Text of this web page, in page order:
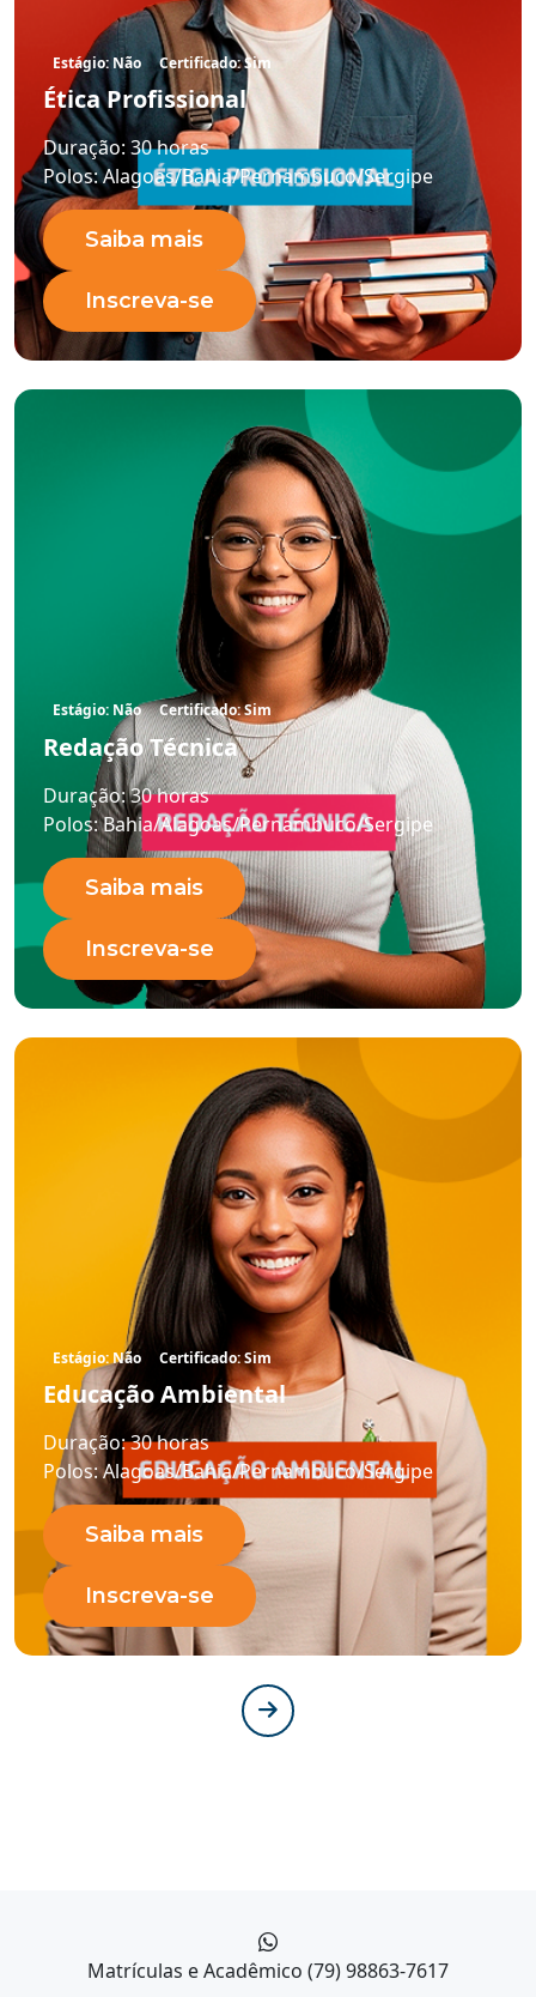
Estágio: Não Certificado: Sim
Ética Profissional
Duração:30 horas
Polos:Alagoas/Bahia/Pernambuco/Sergipe
Saiba mais
Inscreva-se
Estágio: Não Certificado: Sim
Redação Técnica
Duração:30 horas
Polos:Bahia/Alagoas/Pernambuco/Sergipe
Saiba mais
Inscreva-se
Estágio: Não Certificado: Sim
Educação Ambiental
Duração:30 horas
Polos:Alagoas/Bahia/Pernambuco/Sergipe
Saiba mais
Inscreva-se
Matrículas e Acadêmico (79) 98863-7617